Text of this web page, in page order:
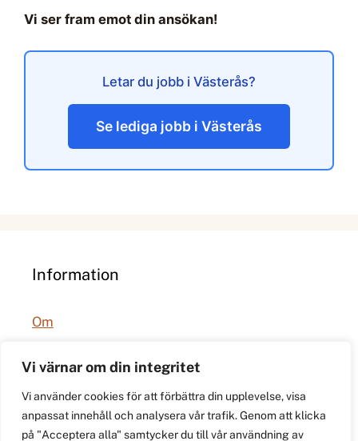
Vi värnar om din integritet
Vi använder cookies för att förbättra din upplevelse, visa
anpassat innehåll och analysera vår trafik. Genom att klicka
på "Acceptera alla" samtycker du till vår användning av
Vi ser fram emot din ansökan!
Letar du jobb i Västerås?
Se lediga jobb i Västerås
Information
Om